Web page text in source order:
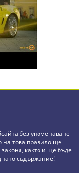
без упоменаване
на това правило ще
както и ще бъде
съдържание!